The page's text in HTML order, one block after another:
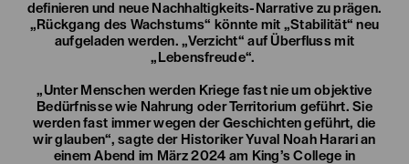
definieren und neue Nachhaltigkeits-Narrative zu prägen.
„Rückgang des Wachstums“ könnte mit „Stabilität“ neu
aufgeladen werden. „Verzicht“ auf Überfluss mit
„Lebensfreude“.
„Unter Menschen werden Kriege fast nie um objektive
Bedürfnisse wie Nahrung oder Territorium geführt. Sie
werden fast immer wegen der Geschichten geführt, die
wir glauben“, sagte der Historiker Yuval Noah Harari an
einem Abend im März 2024 am King’s College in